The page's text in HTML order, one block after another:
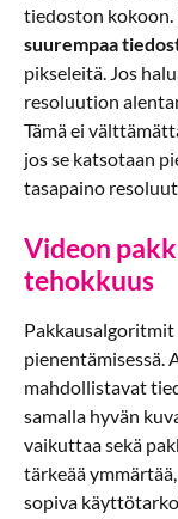
tiedoston kokoon.
suurempaa
pikseleitä. Jos
resoluution
Tämä ei
jos se katsotaan
tasapaino
Videon
tehokkuus
Pakkausalgoritmit
pienentämisessä.
mahdollistavat
samalla hyvän
vaikuttaa sekä
tärkeää
sopiva